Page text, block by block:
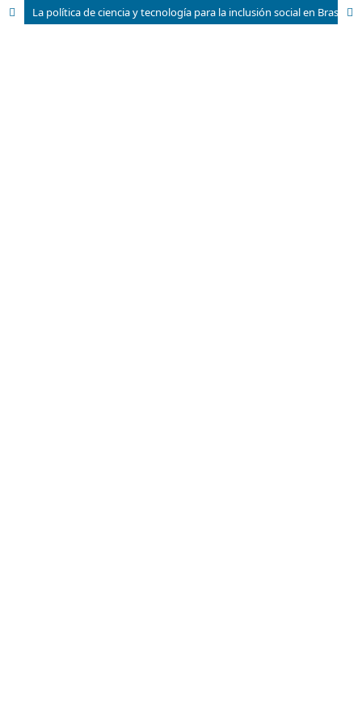
La política de ciencia y tecnología para la inclusión social en Brasil